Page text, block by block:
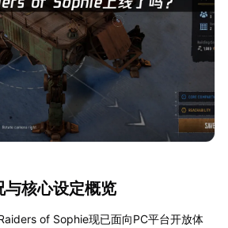
与核心设定概览
of Sophie现已面向PC平台开放体